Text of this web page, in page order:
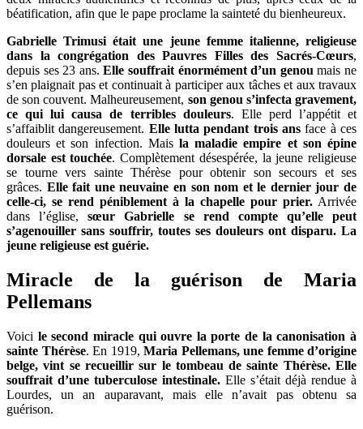
béatification, afin que le pape proclame la sainteté du bienheureux.
Gabrielle Trimusi était une jeune femme italienne, religieuse
dans la congrégation des Pauvres Filles des Sacrés-Cœurs,
depuis ses 23 ans.Elle souffrait énormément d’un genou mais ne
s’en plaignait pas et continuait à participer aux tâches et aux travaux
de son couvent. Malheureusement, son genou s’infecta gravement,
ce qui lui causa de terribles douleurs. Elle perd l’appétit et
s’affaiblit dangereusement. Elle lutta pendant trois ans face à ces
douleurs et son infection. Mais la maladie empire et son épine
dorsale est touchée. Complètement désespérée, la jeune religieuse
se tourne vers sainte Thérèse pour obtenir son secours et ses
grâces. Elle fait une neuvaine en son nom et le dernier jour de
celle-ci, se rend péniblement à la chapelle pour prier. Arrivée
dans l’église,sœur Gabrielle se rend compte qu’elle peut
s’agenouiller sans souffrir, toutes ses douleurs ont disparu. La
jeune religieuse est guérie.
Miracle de la guérison de Maria
Pellemans
Voici le second miracle qui ouvre la porte de la canonisation à
sainte Thérèse. En 1919, Maria Pellemans, une femme d’origine
belge, vint se recueillir sur le tombeau de sainte Thérèse. Elle
souffrait d’une tuberculose intestinale. Elle s’était déjà rendue à
Lourdes, un an auparavant, mais elle n’avait pas obtenu sa
guérison.